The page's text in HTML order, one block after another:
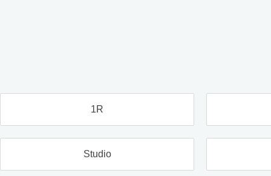
1R
Studio